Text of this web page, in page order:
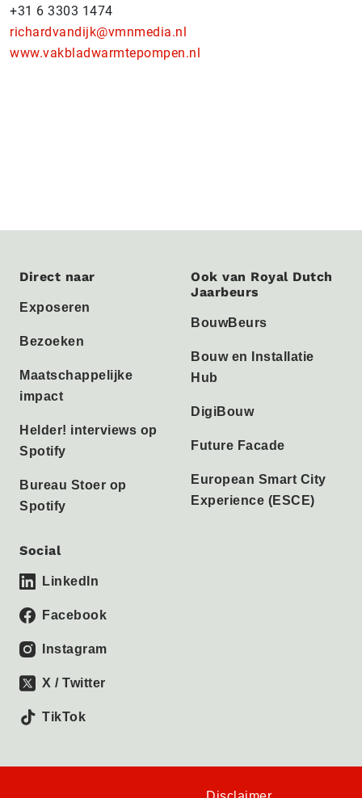
+31 6 3303 1474
richardvandijk@vmnmedia.nl
www.vakbladwarmtepompen.nl
Direct naar
Exposeren
Bezoeken
Maatschappelijke
impact
Helder! interviews op
Spotify
Bureau Stoer op
Spotify
Ook van Royal Dutch
Jaarbeurs
BouwBeurs
Bouw en Installatie
Hub
DigiBouw
Future Facade
European Smart City
Experience (ESCE)
Social
LinkedIn
Facebook
Instagram
X / Twitter
TikTok